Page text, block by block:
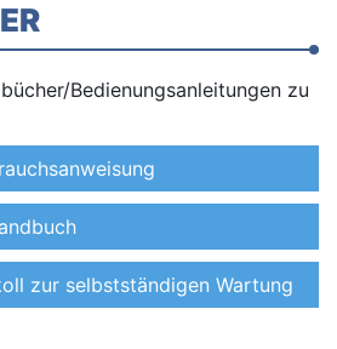
Bedienungsanleitungen zu
zur selbstständigen Wartung